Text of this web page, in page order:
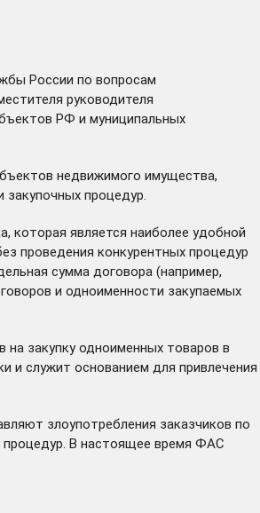
России по вопросам
руководителя
РФ и муниципальных
недвижимого имущества,
процедур.
которая является наиболее удобной
проведения конкурентных процедур
сумма договора (например,
и одноименности закупаемых
закупку одноименных товаров в
и служит основанием для привлечения
злоупотребления заказчиков по
процедур. В настоящее время ФАС